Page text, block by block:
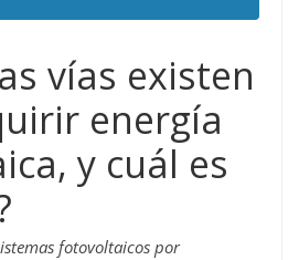
vías existen
energía
y cuál es
fotovoltaicos por